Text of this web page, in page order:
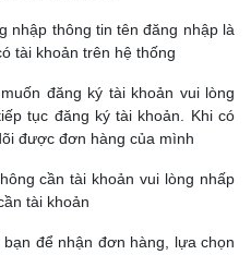
nhập thông tin tên đăng nhập là
tài khoản trên hệ thống
đăng ký tài khoản vui lòng
tục đăng ký tài khoản. Khi có
được đơn hàng của mình
cần tài khoản vui lòng nhấp
tài khoản
để nhận đơn hàng, lựa chọn